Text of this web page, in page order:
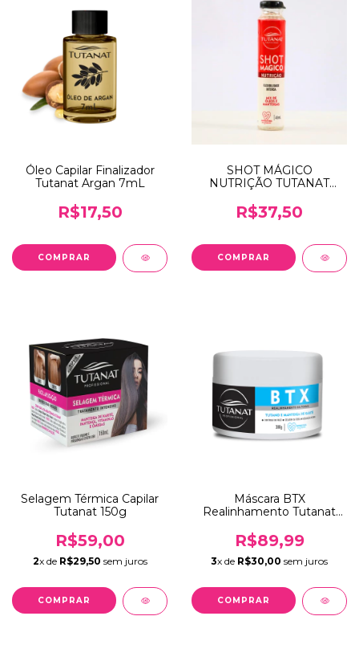
Óleo Capilar Finalizador
Tutanat Argan 7mL
R$17,50
SHOT MÁGICO
NUTRIÇÃO TUTANAT
R$37,50
Selagem Térmica Capilar
Tutanat 150g
R$59,00
2x de R$29,50 sem juros
Máscara BTX
Realinhamento Tutanat
R$89,99
3x de R$30,00 sem juros